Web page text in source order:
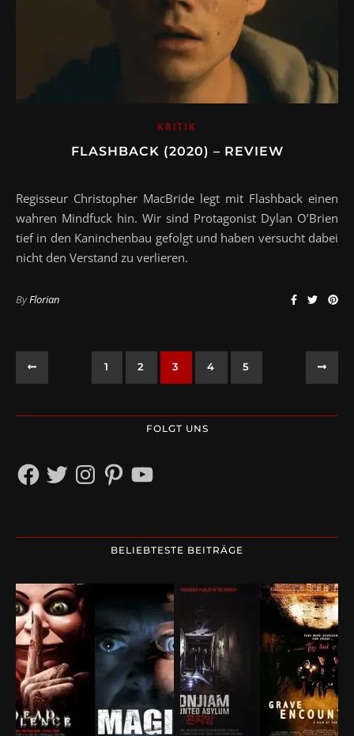
KRITIK
FLASHBACK (2020) – REVIEW
Regisseur Christopher MacBride legt mit Flashback einen
wahren Mindfuck hin. Wir sind Protagonist Dylan O’Brien
tief in den Kaninchenbau gefolgt und haben versucht dabei
nicht den Verstand zu verlieren.
ByFlorian
1 2 3 4 5
FOLGT UNS
Facebook
TwitterInstagramPinterestYouTube
BELIEBTESTE BEITRÄGE